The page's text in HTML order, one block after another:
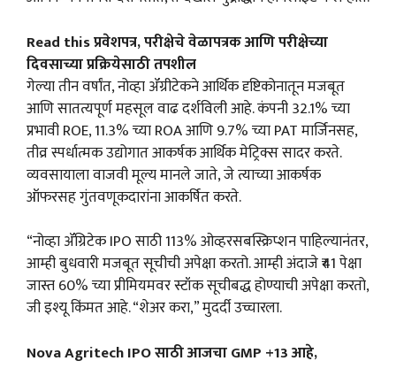
Read thisप्रवेशपत्र, परीक्षेचे वेळापत्रक आणि परीक्षेच्या
दिवसाच्या प्रक्रियेसाठी तपशील
गेल्या तीन वर्षांत, नोव्हा ॲग्रीटेकने आर्थिक दृष्टिकोनातून मजबूत
आणि सातत्यपूर्ण महसूल वाढ दर्शविली आहे. कंपनी 32.1% च्या
प्रभावी ROE, 11.3% च्या ROA आणि 9.7% च्या PAT मार्जिनसह,
तीव्र स्पर्धात्मक उद्योगात आकर्षक आर्थिक मेट्रिक्स सादर करते.
व्यवसायाला वाजवी मूल्य मानले जाते, जे त्याच्या आकर्षक
ऑफरसह गुंतवणूकदारांना आकर्षित करते.
“नोव्हा ॲग्रिटेक IPO साठी 113% ओव्हरसबस्क्रिप्शन पाहिल्यानंतर,
आम्ही बुधवारी मजबूत सूचीची अपेक्षा करतो. आम्ही अंदाजे ₹41 पेक्षा
जास्त 60% च्या प्रीमियमवर स्टॉक सूचीबद्ध होण्याची अपेक्षा करतो,
जी इश्यू किंमत आहे. “शेअर करा,” मुदर्दी उच्चारला.
Nova Agritech IPO साठी आजचा GMP +13 आहे,